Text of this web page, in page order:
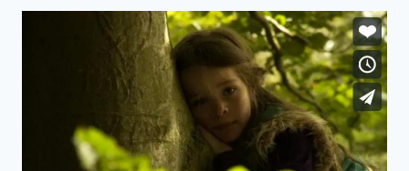
RÉPONSE
À
INDIGO,
NEW
AGE
CHILDREN,
ADD,